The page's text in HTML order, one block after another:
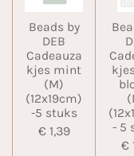
Beads by
DEB
Cadeauza
kjes mint
(M)
(12x19cm)
-5 stuks
€ 1,39
- 5
€